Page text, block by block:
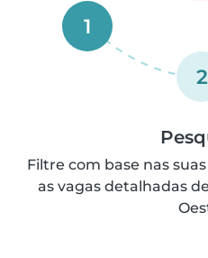
1
2
Filtre com base nas
as vagas detalhadas